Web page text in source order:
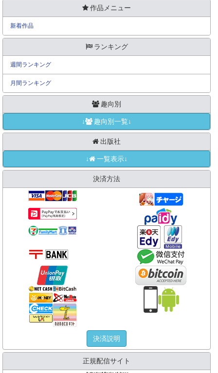
作品メニュー
新着作品
ランキング
週間ランキング
月間ランキング
趣向別
↓ 趣向別一覧↓
出版社
↓ 一覧表示↓
決済方法
決済説明
正規配信サイト